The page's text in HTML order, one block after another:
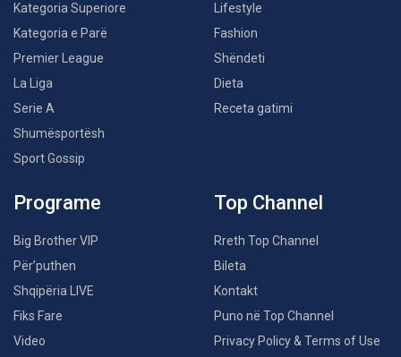
Kategoria Superiore
Kategoria e Parë
Premier League
La Liga
Serie A
Shumësportësh
Sport Gossip
Lifestyle
Fashion
Shëndeti
Dieta
Receta gatimi
Programe
Big Brother VIP
Për’puthen
Shqipëria LIVE
Fiks Fare
Video
Top Channel
Rreth Top Channel
Bileta
Kontakt
Puno në Top Channel
Privacy Policy & Terms of Use